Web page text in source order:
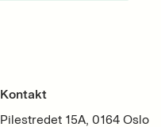
Kontakt
Pilestredet 15A, 0164 Oslo